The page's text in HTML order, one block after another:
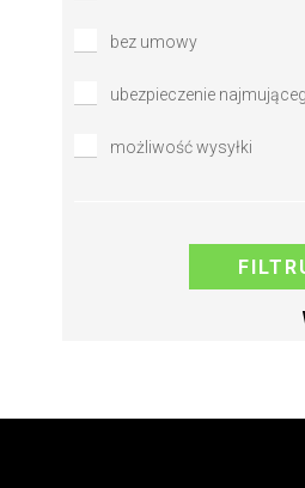
bez umowy
ubezpieczenie
możliwość wysyłki